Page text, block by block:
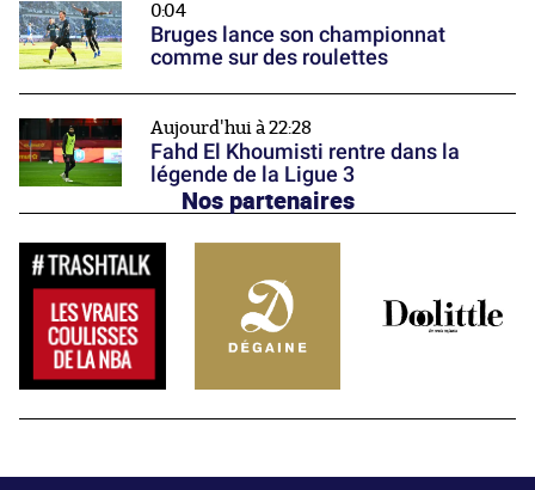
0:04
Bruges lance son championnat
comme sur des roulettes
Aujourd'hui à 22:28
Fahd El Khoumisti rentre dans la
légende de la Ligue 3
Nos partenaires